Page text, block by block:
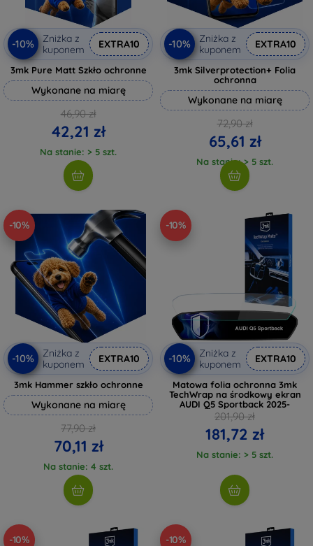
-10%
Zniżka z
kuponem
EXTRA10
3mk Pure Matt Szkło ochronne
Wykonane na miarę
46,90 zł
42,21 zł
Na stanie: > 5 szt.
-10%
Zniżka z
kuponem
EXTRA10
3mk Silverprotection+ Folia
ochronna
Wykonane na miarę
72,90 zł
65,61 zł
Na stanie: > 5 szt.
-10%
-10%
Zniżka z
kuponem
EXTRA10
3mk Hammer szkło ochronne
Wykonane na miarę
77,90 zł
70,11 zł
Na stanie: 4 szt.
-10%
-10%
Zniżka z
kuponem
EXTRA10
Matowa folia ochronna 3mk
TechWrap na środkowy ekran
AUDI Q5 Sportback 2025-
201,90 zł
181,72 zł
Na stanie: > 5 szt.
-10% -10%